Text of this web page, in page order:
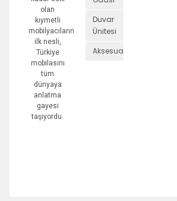
olan
kıymetli
mobilyacıların
ilk nesli,
Türkiye
mobilasını
tüm
dünyaya
anlatma
gayesi
taşıyordu.
Duvar
Ünitesi
Aksesuarlar